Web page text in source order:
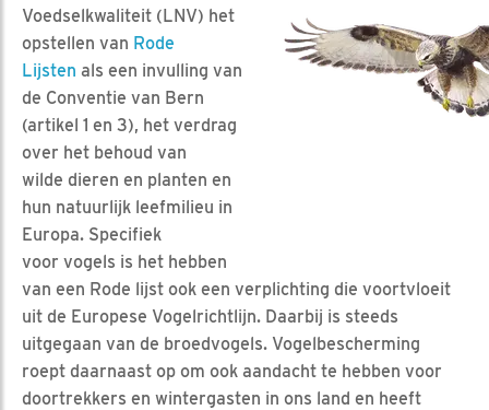
Voedselkwaliteit (LNV) het
opstellen van Rode
Lijsten als een invulling van
de Conventie van Bern
(artikel 1 en 3), het verdrag
over het behoud van
wilde dieren en planten en
hun natuurlijk leefmilieu in
Europa. Specifiek
voor vogels is het hebben
van een Rode lijst ook een verplichting die voortvloeit
uit de Europese Vogelrichtlijn. Daarbij is steeds
uitgegaan van de broedvogels. Vogelbescherming
roept daarnaast op om ook aandacht te hebben voor
doortrekkers en wintergasten in ons land en heeft